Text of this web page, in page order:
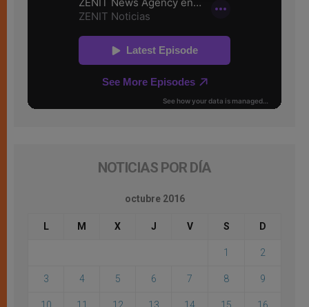
NOTICIAS POR DÍA
octubre 2016
L M X J V S D
1 2
3 4 5 6 7 8 9